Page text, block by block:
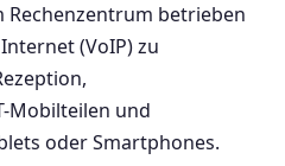
betrieben
(VoIP) zu
Mobilteilen und
oder Smartphones.